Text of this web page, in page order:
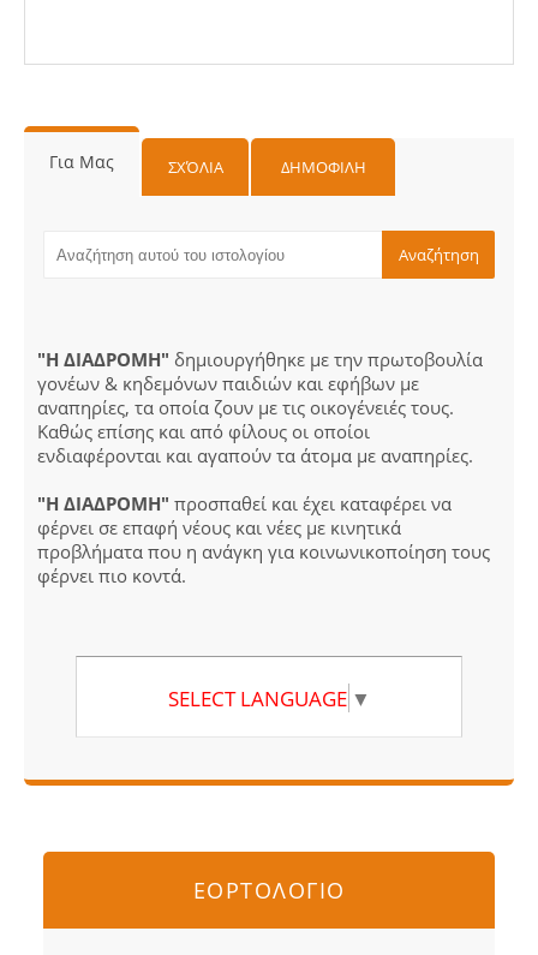
Για Μας ΣΧΌΛΙΑ ΔΗΜΟΦΙΛΗ
"Η ΔΙΑΔΡΟΜΗ" δημιουργήθηκε με την πρωτοβουλία
γονέων & κηδεμόνων παιδιών και εφήβων με
αναπηρίες, τα οποία ζουν με τις οικογένειές τους.
Καθώς επίσης και από φίλους οι οποίοι
ενδιαφέρονται και αγαπούν τα άτομα με αναπηρίες.
"Η ΔΙΑΔΡΟΜΗ" προσπαθεί και έχει καταφέρει να
φέρνει σε επαφή νέους και νέες με κινητικά
προβλήματα που η ανάγκη για κοινωνικοποίηση τους
φέρνει πιο κοντά.
SELECT LANGUAGE ▼
ΕΟΡΤΟΛΟΓΙΟ